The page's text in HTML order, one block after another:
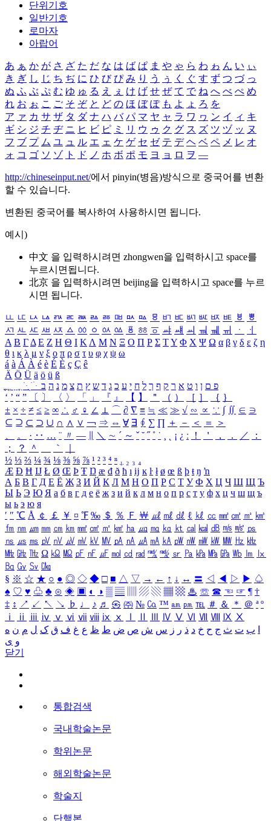
단위기호
일반기호
로마자
아랍어
あ ぁ か が さ ざ た だ な は ば ぱ ま や ゃ ら わ ゎ ん い ぃ
き ぎ し じ ち ぢ に ひ び ぴ み り う ぅ く ぐ す ず つ づ っ
ぬ ふ ぶ ぷ む ゆ ゅ る え ぇ け げ せ ぜ て で ね へ べ ぺ め
れ お ぉ こ ご そ ぞ と ど の ほ ぼ ぽ も よ ょ ろ を
ア ァ カ サ ザ タ ダ ナ ハ バ パ マ ヤ ャ ラ ワ ヮ ン イ ィ キ
ギ シ ジ チ ヂ ニ ヒ ビ ピ ミ リ ウ ゥ ク グ ス ズ ツ ヅ ッ ヌ
フ ブ プ ム ユ ュ ル エ ェ ケ ゲ セ ゼ テ デ ヘ ベ ペ メ レ オ
ォ コ ゴ ソ ゾ ト ド ノ ホ ボ ポ モ ヨ ョ ロ ヲ ―
http://chineseinput.net/에서 pinyin(병음)방식으로 중국어를 변환
할 수 있습니다.
변환된 중국어를 복사하여 사용하시면 됩니다.
예시)
中文 을 입력하시려면 zhongwen을 입력하시고 space를
누르시면됩니다.
北京 을 입력하시려면 beijing을 입력하시고 space를 누르
시면 됩니다.
ㅥ ㅦ ㅧ ㅨ ㅩ ㅪ ㅫ ㅬ ㅭ ㅮ ㅯ ㅰ ㅱ ㅲ ㅳ ㅴ ㅵ ㅶ ㅷ ㅸ
ㅹ
ㅺ ㅻ ㅼ ㅽ ㅾ ㅿ ㆀ ㆁ ㆂ ㆃ ㆄ ㆅ ㆆ ㆇ ㆈ ㆉ ㆊ ㆋ ㆌ ㆍ
ㆎ
Α Β ΓΔ Ε Ζ Η Θ Ι ΚΛ Μ Ν Ξ Ο Π Ρ Σ ΤΥ Φ Χ Ψ Ω α β γ δ ε ζ η
θ ι κ λ μ ν ξ ο π ρ σ τ υ φ χ ψ ω
á à Á À é è É È ç Ç ê
Ä Ö Ü ä ö ü ß
ִֶֹ ֻּ ׁׂ פ ם ן ו ט א ר ק ף ך ל ח י ע כ ג ד ש ץ ת צ מ נ ה ב
‘ ’ “ ” 〔 〕 〈 〉 「 」 『 』 【 】 ＂ （ ） ［ ］ ｛ ｝
± × ÷ ≠ ≤ ≥ ∞ ∴ ♂ ♀ ∠ ⊥ ⌒ ∂ ∇ ≡ ≒ ≪ ≫ √ ∽ ∝ ∵ ∫ ∬ ∈ ∋
⊆ ⊇ ⊂ ⊃ ∪ ∩ ∧ ∨ ￢ ⇒ ⇔ ∀ ∃ ∮ ∑ ∏ ＋ － ＜ ＝
＞
、
。 · ‥ … ¨ 〃 ― ＼ ∼ ´ ～ ˇ ˘ ˝ ˚ ˙ ¸ ¡ ¿ ː ！ ＇ ， ． ／
：
；
？ ＾ ｀
½ ⅓ ⅔ ¼ ¾ ⅛ ⅜ ⅝ ⅞ ¹ ² ³ ⁴ ⁿ ₁ ₂ ₃ ₄
Æ Ð Ħ Ĳ Ł Ø Œ Þ Ŧ Ŋ æ đ ð ħ ı ĳ ĸ ŀ ł ø œ ß þ ŧ ŋ ŉ
А Б В Г Д Е Ё Ж З И Й К Л М Н О П Р С Т У Ф Х Ц Ч Ш Щ Ъ
Ы Ь Э Ю Я а б в г д е ё ж з и й к л м н о п р с т у ф х ц ч ш щ ъ
ы ь э ю я
′ ″ ℃ Å ￠ ￡ ￥ ¤ ℉ ‰ ＄ ％ Ｆ ￦ ㎕ ㎖ ㎗ ℓ ㎘ ㏄ ㎣ ㎤ ㎥ ㎦
㎙ ㎚ ㎛ ㎜ ㎝ ㎞ ㎟ ㎠ ㎡ ㎢ ㏊ ㎍ ㎎ ㎏ ㏏ ㎈ ㎉ ㏈ ㎧ ㎨ ㎰
㎱ ㎲ ㎳ ㎴ ㎵ ㎶ ㎷ ㎸ ㎹ ㎀ ㎁ ㎂ ㎃ ㎄ ㎺ ㎻ ㎽ ㎾ ㎿ ㎐ ㎑
㎒ ㎓ ㎔ Ω ㏀ ㏁ ㎊ ㎋ ㎌ ㏖ ㏅ ㎭ ㎮ ㎯ ㏛ ㎩ ㎪ ㎫ ㎬ ㏝ ㏐
㏓
㏃ ㏉ ㏜ ㏆
§ ※ ☆ ★ ○ ● ◎ ◇ ◆ □ ■ △ ▽ → ← ↑ ↓ ↔ 〓 ◁ ◀ ▷ ▶ ♤
♠ ♡ ♥ ♧ ♣ ⊙ ◈ ▣ ◐ ◑ ▒ ▤ ▨ ▧ ▦ ▩ ♨ ☏ ☎ ☜ ☞ ¶ †
‡ ↕ ↗ ↙ ↖ ↘ ♭ ♩ ♪ ♬ ㉿ ㈜ № ㏇ ™ ㏂ ㏘ ℡ ＃ ＆ ＊ ＠ ª º
ⅰ
ⅱ ⅲ ⅳ ⅴ ⅵ ⅶ ⅷ ⅸ ⅹ Ⅳ Ⅴ Ⅵ Ⅶ Ⅷ Ⅸ Ⅹ
ب ت ث ج ح خ د ذ ر ز س ش ص ض ط ظ ع غ ف ق ک ل م ن ه
و ی
닫기
통합검색
국내학술논문
학위논문
해외학술논문
학술지
단행본